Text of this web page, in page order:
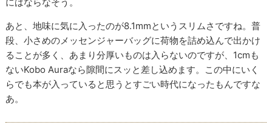
あと、地味に気に入ったのが8.1mmというスリムさですね。普
段、小さめのメッセンジャーバッグに荷物を詰め込んで出かけ
ることが多く、あまり分厚いものは入らないのですが、1cmも
ないKobo Auraなら隙間にスッと差し込めます。この中にいく
らでも本が入っていると思うとすごい時代になったもんですな
あ。